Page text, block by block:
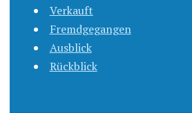
Verkauft
Fremdgegangen
Ausblick
Rückblick